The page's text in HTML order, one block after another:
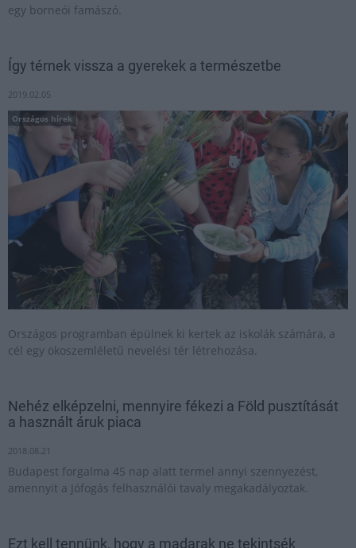
egy borneói famászó.
Így térnek vissza a gyerekek a természetbe
2019.02.05
Országos hírek
Országos programban épülnek ki kertek az iskolák számára, a
cél egy ökoszemléletű nevelési tér létrehozása.
Nehéz elképzelni, mennyire fékezi a Föld pusztítását
a használt áruk piaca
2018.08.21
Budapest forgalma 45 nap alatt termel annyi szennyezést,
amennyit a Jófogás felhasználói tavaly megakadályoztak.
Ezt kell tennünk, hogy a madarak ne tekintsék